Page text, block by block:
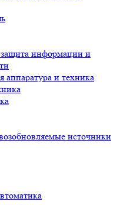
информации и
аппаратура и техника
источники